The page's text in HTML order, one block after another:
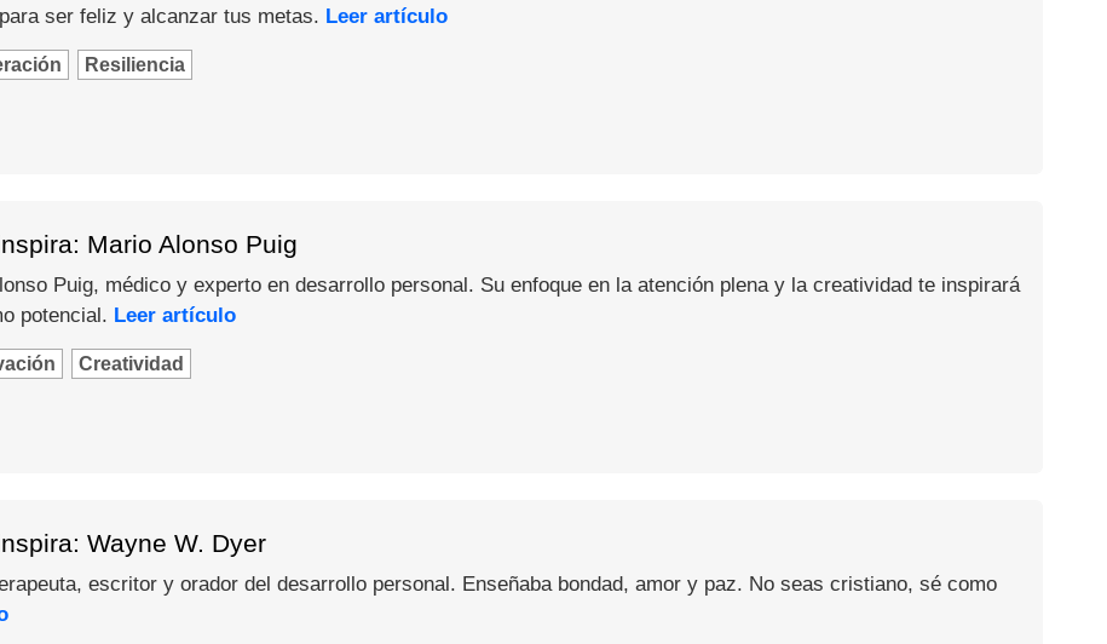
ser feliz y alcanzar tus metas. Leer artículo
Resiliencia
Mario Alonso Puig
Puig, médico y experto en desarrollo personal. Su enfoque en la atención plena y la creatividad te inspirará
potencial. Leer artículo
Creatividad
Wayne W. Dyer
escritor y orador del desarrollo personal. Enseñaba bondad, amor y paz. No seas cristiano, sé como